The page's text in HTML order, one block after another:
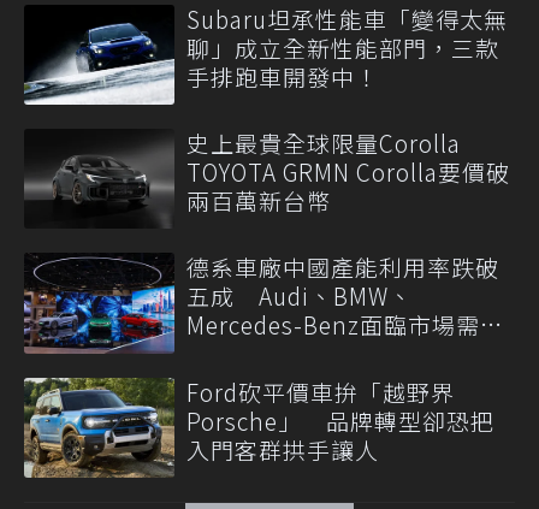
Subaru坦承性能車「變得太無
聊」成立全新性能部門，三款
手排跑車開發中！
史上最貴全球限量Corolla
TOYOTA GRMN Corolla要價破
兩百萬新台幣
德系車廠中國產能利用率跌破
五成 Audi、BMW、
Mercedes-Benz面臨市場需求
Ford砍平價車拚「越野界
Porsche」 品牌轉型卻恐把
入門客群拱手讓人